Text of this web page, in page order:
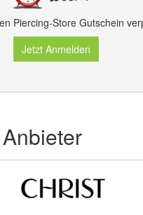
Piercing-Store Gutschein
Jetzt Anmelden